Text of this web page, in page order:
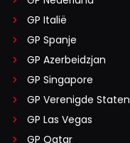
GP Italië
GP Spanje
GP Azerbeidzjan
GP Singapore
GP Verenigde Staten
GP Las Vegas
GP Qatar